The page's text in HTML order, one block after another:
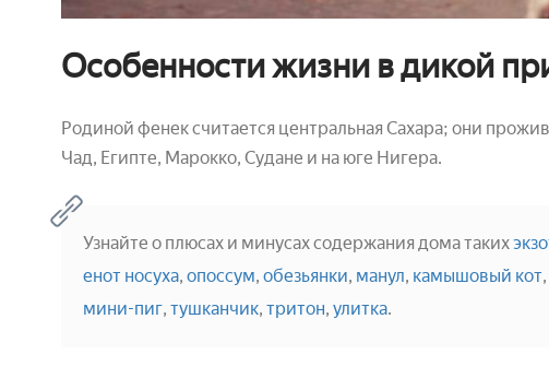
Особенности жизни в дикой
Родиной фенек считается центральная Сахара; они
Чад, Египте, Марокко, Судане и на юге Нигера.
Узнайте о плюсах и минусах содержания дома таких
енот носуха, опоссум, обезьянки, манул, камышовый кот,
мини-пиг, тушканчик, тритон, улитка.